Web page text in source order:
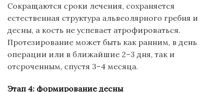
Сокращаются сроки лечения, сохраняется
естественная структура альвеолярного гребня и
десны, а кость не успевает атрофироваться.
Протезирование может быть как ранним, в день
операции или в ближайшие 2–3 дня, так и
отсроченным, спустя 3–4 месяца.
Этап 4: формирование десны